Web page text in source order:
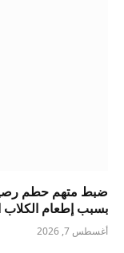
ضبط متهم حطم
بسبب إطعام الكلاب
أغسطس 7, 2026